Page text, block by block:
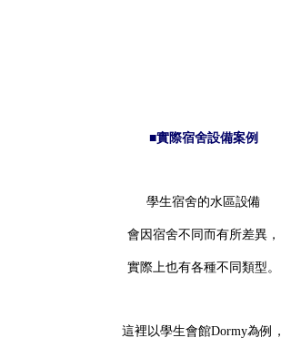
■實際宿舍設備案例
學生宿舍的水區設備
會因宿舍不同而有所差異，
實際上也有各種不同類型。
這裡以學生會館Dormy為例，